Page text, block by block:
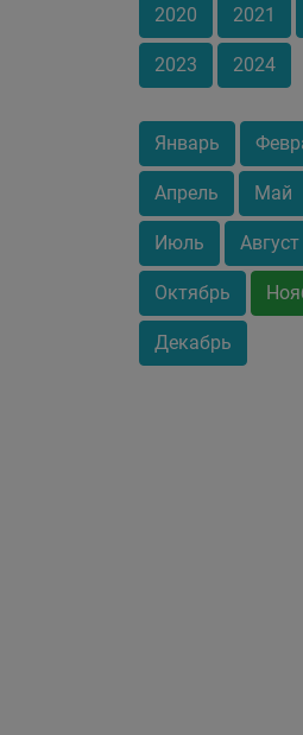
2020 2021
2023 2024
Январь
Апрель Май
Июль Август
Октябрь
Декабрь